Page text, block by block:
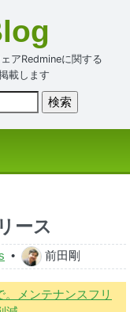
アRedmineに関する
載します
ース
• 前田剛
メンテナンスフリ